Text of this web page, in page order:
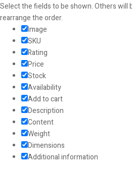
Select the fields to be shown. Others will
rearrange the order.
Image
SKU
Rating
Price
Stock
Availability
Add to cart
Description
Content
Weight
Dimensions
Additional information